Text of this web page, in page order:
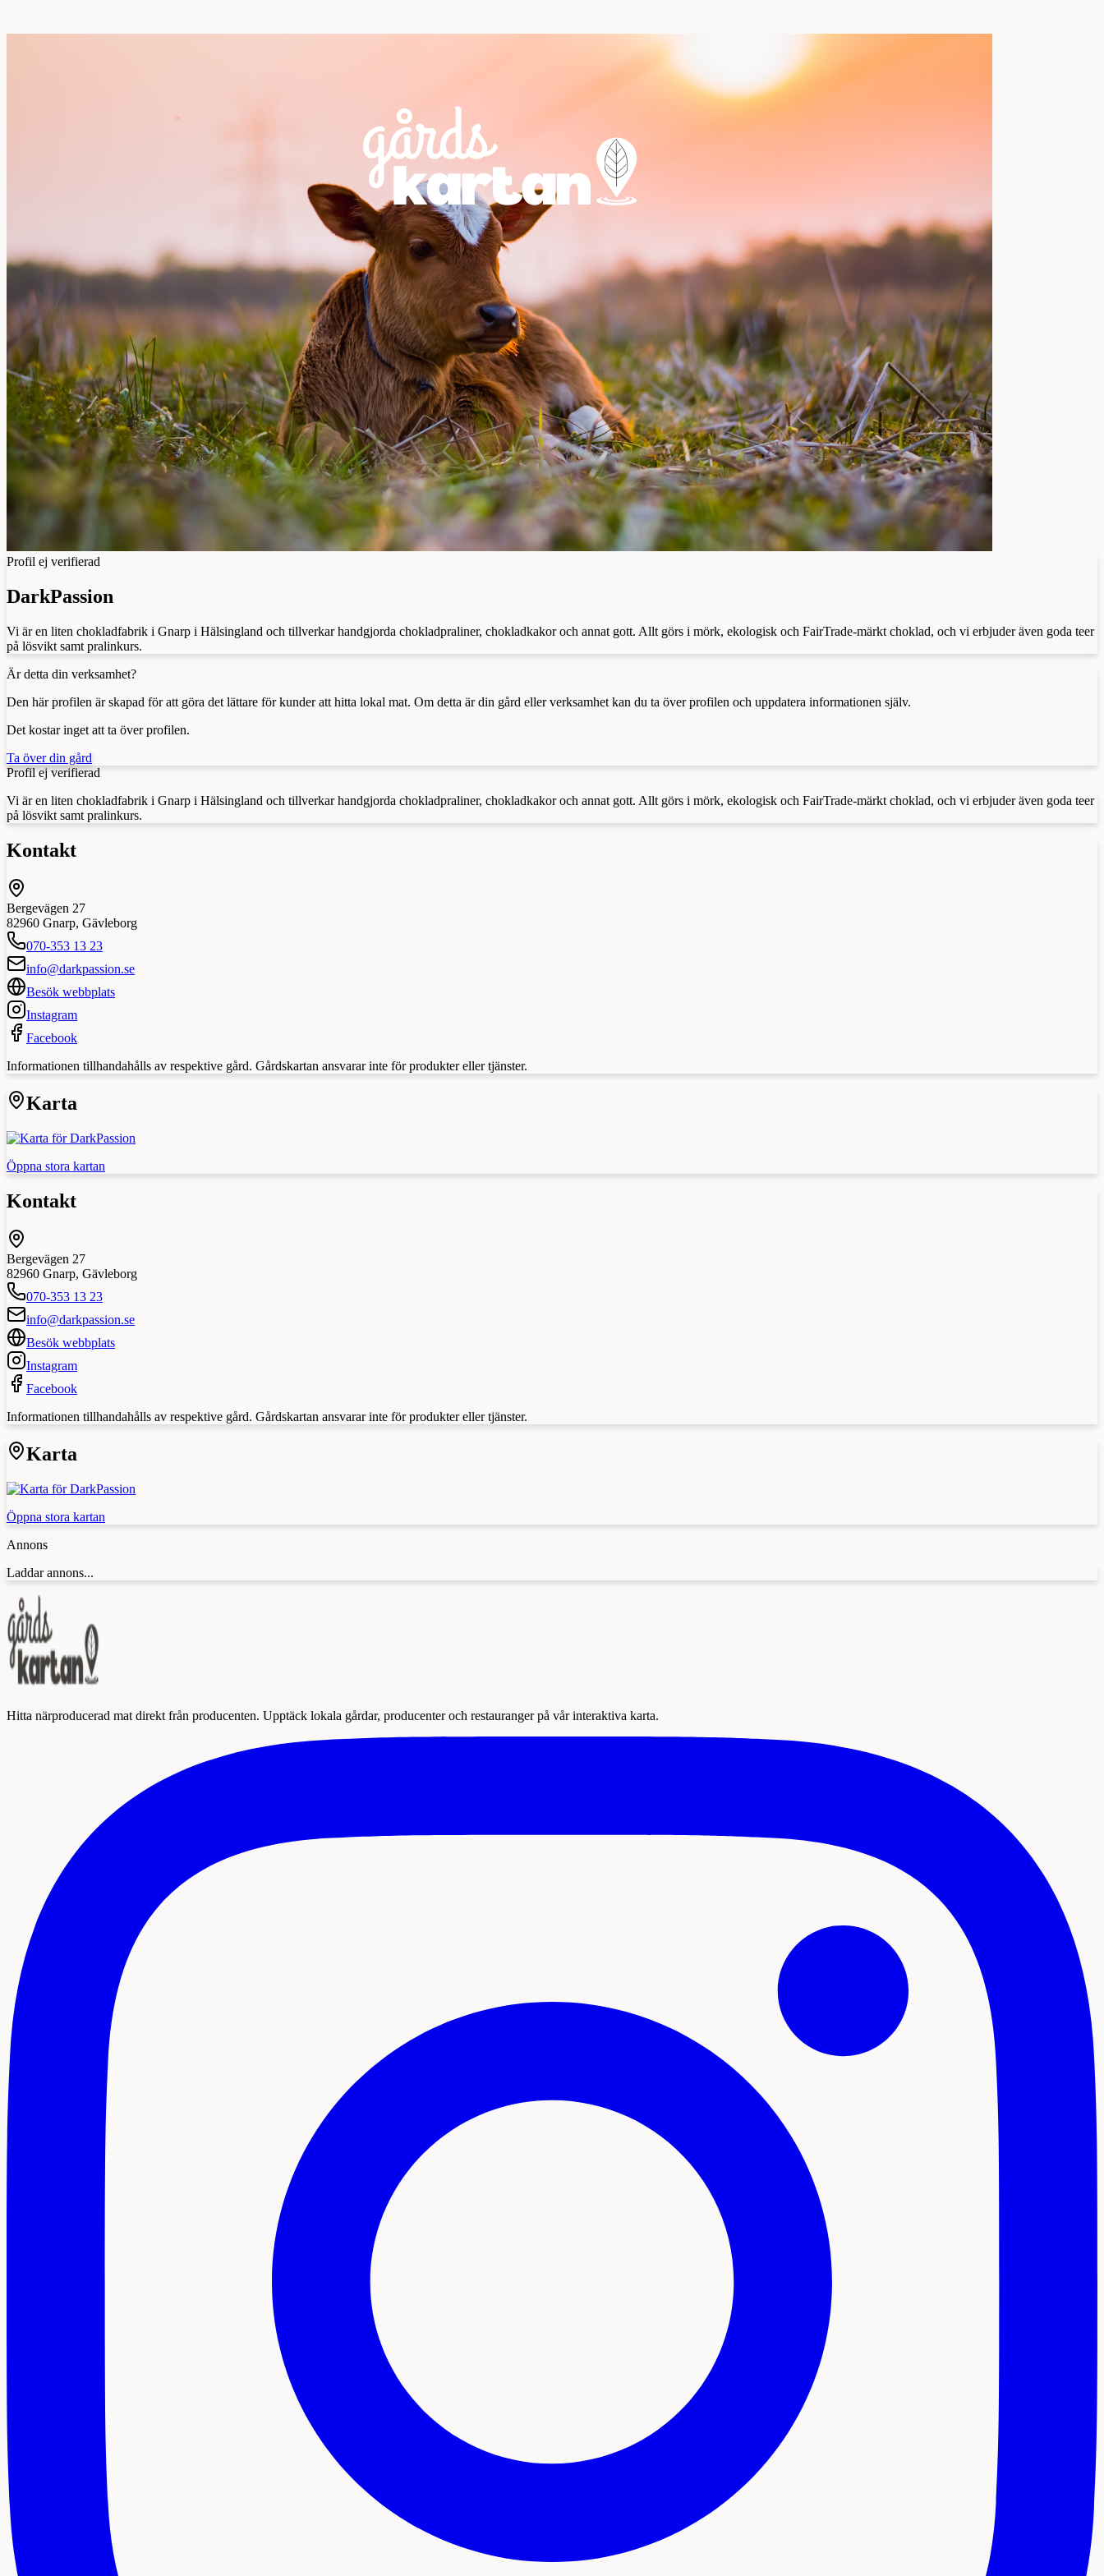
Profil ej verifierad
DarkPassion
Vi är en liten chokladfabrik i Gnarp i Hälsingland och tillverkar handgjorda chokladpraliner, chokladkakor och annat gott. Allt görs i mörk, ekologisk och FairTrade-märkt choklad, och vi erbjuder även goda teer
på lösvikt samt pralinkurs.
Är detta din verksamhet?
Den här profilen är skapad för att göra det lättare för kunder att hitta lokal mat. Om detta är din gård eller verksamhet kan du ta över profilen och uppdatera informationen själv.
Det kostar inget att ta över profilen.
Ta över din gård
Profil ej verifierad
Vi är en liten chokladfabrik i Gnarp i Hälsingland och tillverkar handgjorda chokladpraliner, chokladkakor och annat gott. Allt görs i mörk, ekologisk och FairTrade-märkt choklad, och vi erbjuder även goda teer
på lösvikt samt pralinkurs.
Kontakt
Bergevägen 27
82960 Gnarp, Gävleborg
070-353 13 23
info@darkpassion.se
Besök webbplats
Instagram
Facebook
Informationen tillhandahålls av respektive gård. Gårdskartan ansvarar inte för produkter eller tjänster.
Karta
Öppna stora kartan
Kontakt
Bergevägen 27
82960 Gnarp, Gävleborg
070-353 13 23
info@darkpassion.se
Besök webbplats
Instagram
Facebook
Informationen tillhandahålls av respektive gård. Gårdskartan ansvarar inte för produkter eller tjänster.
Karta
Öppna stora kartan
Annons
Laddar annons...
Hitta närproducerad mat direkt från producenten. Upptäck lokala gårdar, producenter och restauranger på vår interaktiva karta.